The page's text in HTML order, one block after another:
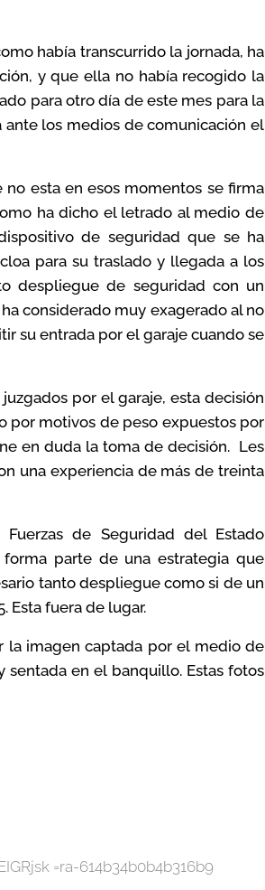
había transcurrido la jornada, ha
y que ella no había recogido la
para otro día de este mes para la
los medios de comunicación el
esta en esos momentos se firma
ha dicho el letrado al medio de
de seguridad que se ha
para su traslado y llegada a los
despliegue de seguridad con un
considerado muy exagerado al no
su entrada por el garaje cuando se
por el garaje, esta decisión
por motivos de peso expuestos por
en duda la toma de decisión. Les
una experiencia de más de treinta
de Seguridad del Estado
parte de una estrategia que
tanto despliegue como si de un
Esta fuera de lugar.
la imagen captada por el medio de
sentada en el banquillo. Estas fotos
=ra-614b34b0b4b316b9